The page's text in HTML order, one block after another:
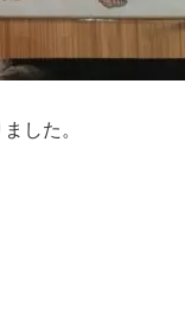
した。